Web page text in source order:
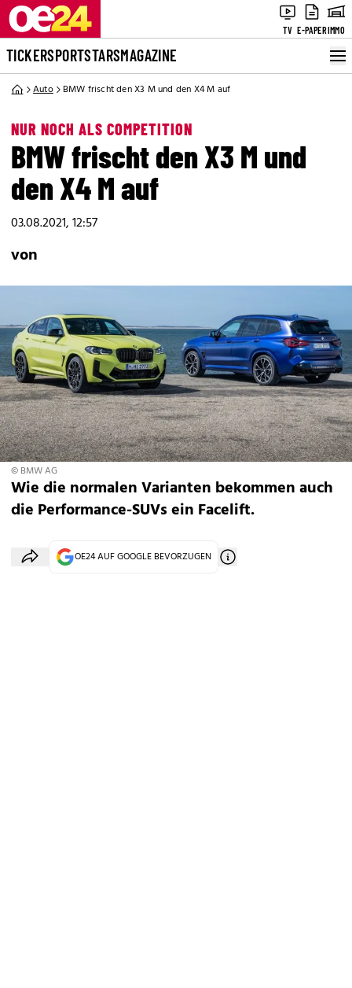
TV E-PAPERIMMO
TICKERSPORTSTARSMAGAZINE
Auto BMW frischt den X3 M und den X4 M auf
NUR NOCH ALS COMPETITION
BMW frischt den X3 M und
den X4 M auf
03.08.2021, 12:57
von
© BMW AG
Wie die normalen Varianten bekommen auch
die Performance-SUVs ein Facelift.
OE24 AUF GOOGLE BEVORZUGEN